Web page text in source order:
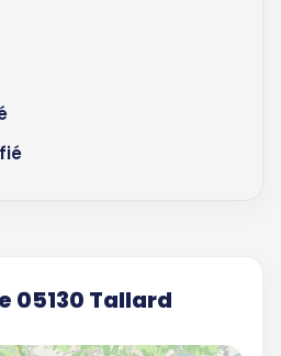
05130 Tallard